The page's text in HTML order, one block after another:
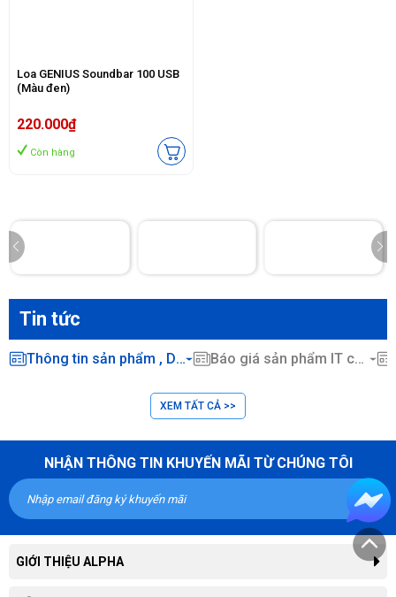
Loa GENIUS Soundbar 100 USB
(Màu đen)
220.000₫
Còn hàng
Tin tức
Thông tin sản phẩm , Dịch vụ CNTT ... Báo giá sản phẩm IT chính hãng
XEM TẤT CẢ >>
NHẬN THÔNG TIN KHUYẾN MÃI TỪ CHÚNG TÔI
GIỚI THIỆU ALPHA